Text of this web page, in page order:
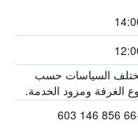
السياسات حسب
الغرفة ومزود الخدمة.